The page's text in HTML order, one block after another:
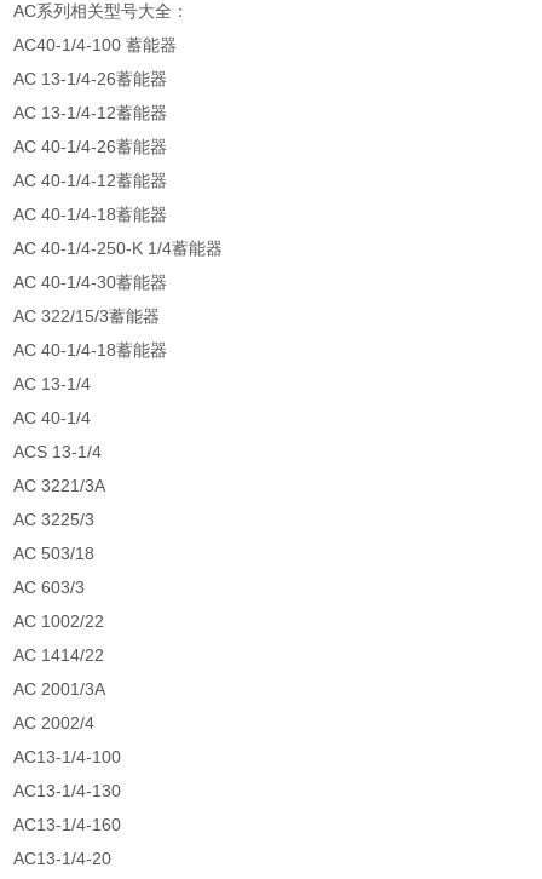
AC系列相关型号大全：
AC40-1/4-100 蓄能器
AC 13-1/4-26蓄能器
AC 13-1/4-12蓄能器
AC 40-1/4-26蓄能器
AC 40-1/4-12蓄能器
AC 40-1/4-18蓄能器
AC 40-1/4-250-K 1/4蓄能器
AC 40-1/4-30蓄能器
AC 322/15/3蓄能器
AC 40-1/4-18蓄能器
AC 13-1/4
AC 40-1/4
ACS 13-1/4
AC 3221/3A
AC 3225/3
AC 503/18
AC 603/3
AC 1002/22
AC 1414/22
AC 2001/3A
AC 2002/4
AC13-1/4-100
AC13-1/4-130
AC13-1/4-160
AC13-1/4-20